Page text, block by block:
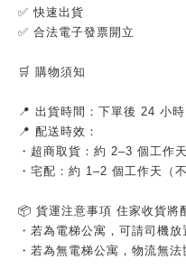
✅ 快速出貨
✅ 合法電子發票開立
🛒 購物須知
📍 出貨時間：下單後 24 小
📍 配送時效：
・超商取貨：約 2–3 個工作天
・宅配：約 1–2 個工作天（
📦 貨運注意事項 住家收貨將
・若為電梯公寓，可請司機放
・若為無電梯公寓，物流無